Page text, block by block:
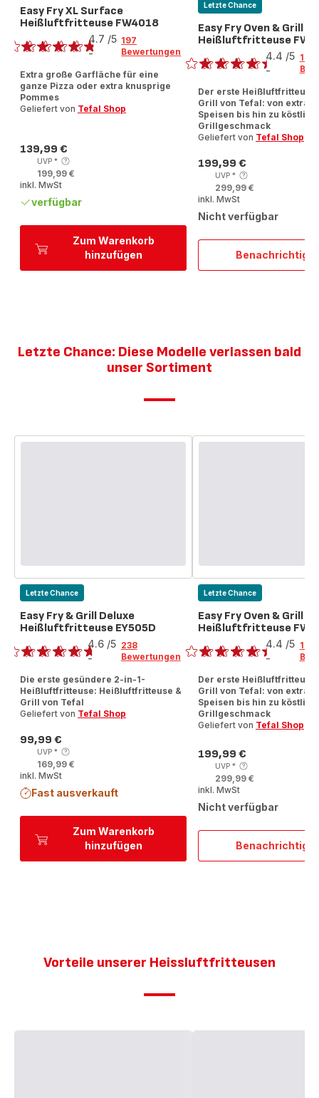
Zum Warenkorb
hinzufügen
Easy Fry XL Surface
Heißluftfritteuse FW4018
Bewertung
4.7 /5
-
197
Bewertungen
Extra große Garfläche für eine
ganze Pizza oder extra knusprige
Pommes
Geliefert von Tefal Shop
Preis
139,99 €
UVP*
199,99 €
inkl. MwSt
verfügbar
Easy
Letzte Chance
Easy Fry Oven & Grill
Heißluftfritteuse
Bewertung
4.4 /5
-
142
Der erste
Grill von Tefal: von extra
Speisen bis hin zu
Grillgeschmack
Geliefert von Tefal Shop
Preis
199,99 €
UVP*
299,99 €
inkl. MwSt
Nicht verfügbar
Letzte Chance: Diese Modelle verlassen bald
unser Sortiment
Zum Warenkorb
hinzufügen
Letzte Chance
Easy Fry & Grill Deluxe
Heißluftfritteuse EY505D
Bewertung
4.6 /5
-
238
Bewertungen
Die erste gesündere 2-in-1-
Heißluftfritteuse: Heißluftfritteuse &
Grill von Tefal
Geliefert von Tefal Shop
Preis
99,99 €
UVP*
169,99 €
inkl. MwSt
Fast ausverkauft
Easy
Letzte Chance
Easy Fry Oven & Grill
Heißluftfritteuse
Bewertung
4.4 /5
-
142
Der erste
Grill von Tefal: von extra
Speisen bis hin zu
Grillgeschmack
Geliefert von Tefal Shop
Preis
199,99 €
UVP*
299,99 €
inkl. MwSt
Nicht verfügbar
Vorteile unserer Heissluftfritteusen